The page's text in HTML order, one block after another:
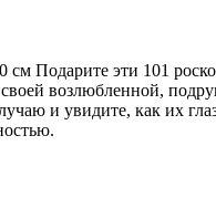
см Подарите эти 101
возлюбленной,
и увидите, как их